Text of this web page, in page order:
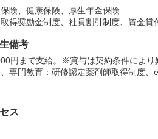
険、健康保険、厚生年金保険
得奨励金制度、社員割引制度、資金貸
備考
円まで支給。※賞与は契約条件によ
専門教育：研修認定薬剤師取得制度、
ス